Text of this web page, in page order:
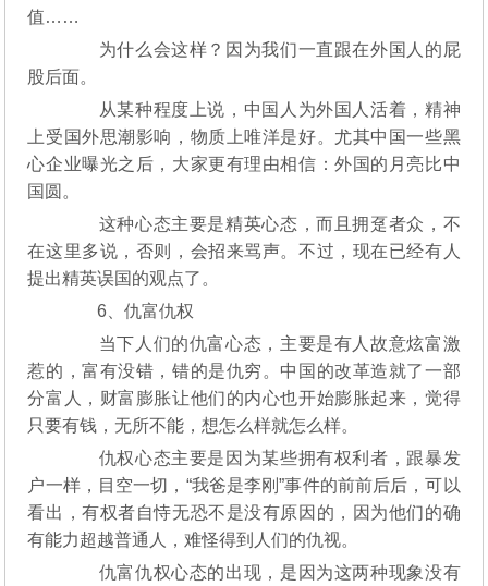
值……
为什么会这样？因为我们一直跟在外国人的屁
股后面。
从某种程度上说，中国人为外国人活着，精神
上受国外思潮影响，物质上唯洋是好。尤其中国一些黑
心企业曝光之后，大家更有理由相信：外国的月亮比中
国圆。
这种心态主要是精英心态，而且拥趸者众，不
在这里多说，否则，会招来骂声。不过，现在已经有人
提出精英误国的观点了。
6、仇富仇权
当下人们的仇富心态，主要是有人故意炫富激
惹的，富有没错，错的是仇穷。中国的改革造就了一部
分富人，财富膨胀让他们的内心也开始膨胀起来，觉得
只要有钱，无所不能，想怎么样就怎么样。
仇权心态主要是因为某些拥有权利者，跟暴发
户一样，目空一切，“我爸是李刚”事件的前前后后，可以
看出，有权者自恃无恐不是没有原因的，因为他们的确
有能力超越普通人，难怪得到人们的仇视。
仇富仇权心态的出现，是因为这两种现象没有